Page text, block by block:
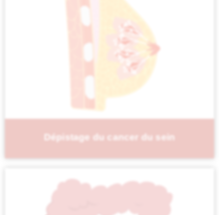
Dépistage du cancer du sein